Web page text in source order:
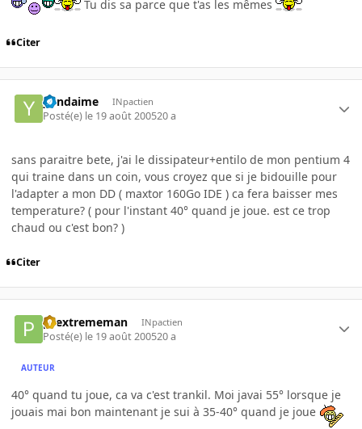
Tu dis sa parce que t'as les mêmes
Citer
yondaime INpactien
Posté(e) le 19 août 200520 a
sans paraitre bete, j'ai le dissipateur+entilo de mon pentium 4
qui traine dans un coin, vous croyez que si je bidouille pour
l'adapter a mon DD ( maxtor 160Go IDE ) ca fera baisser mes
temperature? ( pour l'instant 40° quand je joue. est ce trop
chaud ou c'est bon? )
Citer
pcextrememan INpactien
Posté(e) le 19 août 200520 a
AUTEUR
40° quand tu joue, ca va c'est trankil. Moi javai 55° lorsque je
jouais mai bon maintenant je sui à 35-40° quand je joue